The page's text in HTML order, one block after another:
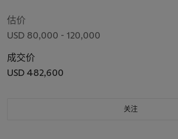
估价
USD 80,000 - 120,000
成交价
USD 482,600
关注